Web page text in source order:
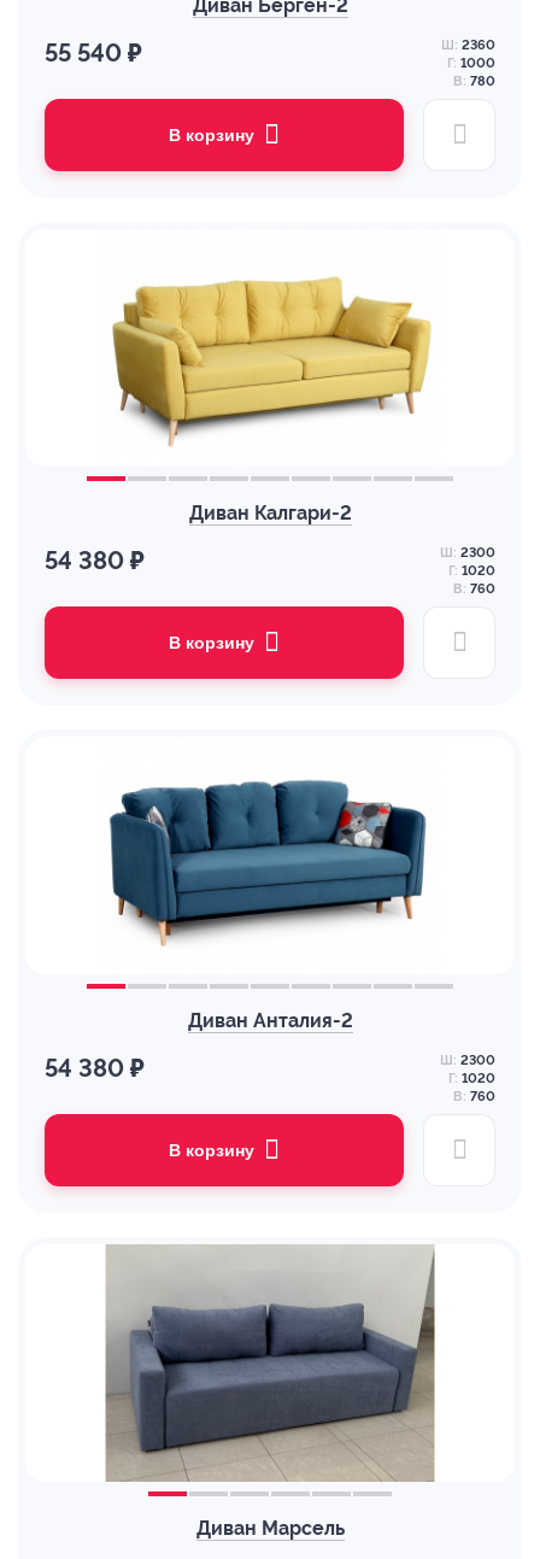
Диван Берген-2
55 540 ₽ Ш: 2360
Г: 1000
В: 780
В корзину
Диван Калгари-2
54 380 ₽ Ш: 2300
Г: 1020
В: 760
В корзину
Диван Анталия-2
54 380 ₽ Ш: 2300
Г: 1020
В: 760
В корзину
Диван Марсель